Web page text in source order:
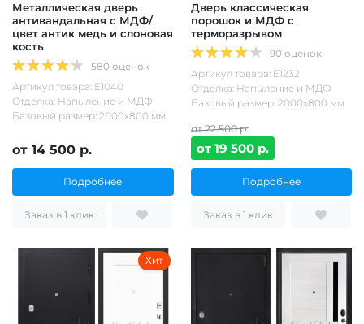
Металлическая дверь
антивандальная с МДФ/
цвет антик медь и слоновая
кость
580 оценок
Артикул товара: Е1040
Отделка: Напыление и МДФ
Базовый размер: 2000х800 мм
от 14 500 р.
Подробнее
Заказ в 1 клик
Дверь классическая
порошок и МДФ с
терморазрывом
90 оценок
Артикул товара: Е1232
Отделка: Напыление и МДФ
Базовый размер: 2000х800 мм
от 22 500 р.
от 19 500 р.
Подробнее
Заказ в 1 клик
Хит